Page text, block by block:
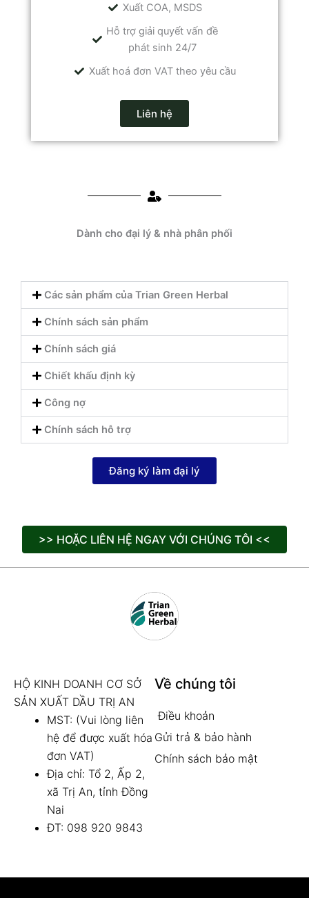
Xuất COA, MSDS
Hỗ trợ giải quyết vấn đề
phát sinh 24/7
Xuất hoá đơn VAT theo yêu cầu
Liên hệ
Dành cho đại lý & nhà phân phối
Các sản phẩm của Trian Green Herbal
Chính sách sản phẩm
Chính sách giá
Chiết khấu định kỳ
Công nợ
Chính sách hỗ trợ
Đăng ký làm đại lý
>> HOẶC LIÊN HỆ NGAY VỚI CHÚNG TÔI <<
HỘ KINH DOANH CƠ SỞ
SẢN XUẤT DẦU TRỊ AN
MST: (Vui lòng liên
hệ để được xuất hóa
đơn VAT)
Địa chỉ: Tổ 2, Ấp 2,
xã Trị An, tỉnh Đồng
Nai
ĐT: 098 920 9843
Về chúng tôi
Điều khoản
Gửi trả & bảo hành
Chính sách bảo mật